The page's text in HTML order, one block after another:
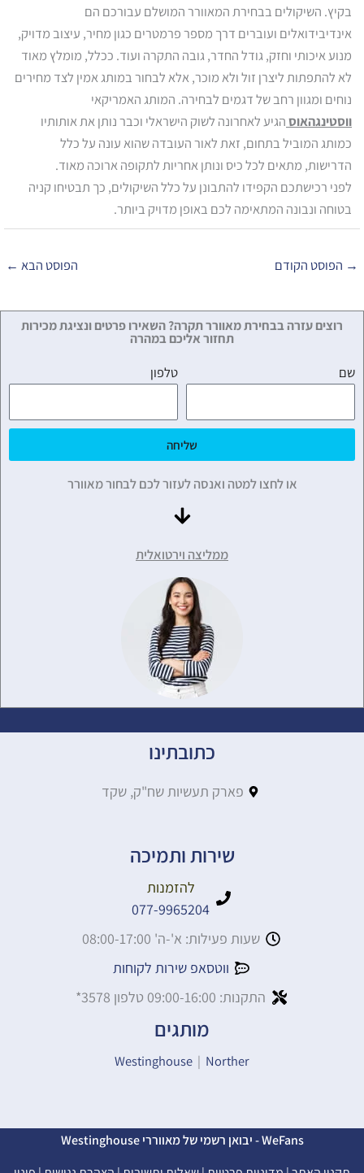
בקיץ. השיקולים בבחירת המאוורר המושלם עבורכם הם
אינדיבידואלים ועוברים דרך מספר פרמטרים כגון מחיר, עיצוב מדויק,
מנוע איכותי וחזק, גודל החדר, גובה התקרה ועוד. ככלל, מומלץ מאוד
לא להתפתות ליצרן זול ולא מוכר, אלא לבחור במותג אמין לצד מחירים
נוחים ומגוון רחב של דגמים לבחירה. המותג האמריקאי
ווסטינגהאוסהגיע לאחרונה לשוק הישראלי וכבר נותן את אותותיו
כמותג המוביל בתחום, זאת לאור העובדה שהוא עונה על כלל
הדרישות, מתאים לכל כיס ונותן אחריות לתקופה ארוכה מאוד.
לפני רכישתכם הקפידו להתבונן על כלל השיקולים, כך תבטיחו קניה
בטוחה ונבונה המתאימה לכם באופן מדויק ביותר.
→ הפוסט הקודם הפוסט הבא ←
רוצים עזרה בבחירת מאוורר תקרה? השאירו פרטים ונציגת מכירות
תחזור אליכם במהרה
שם טלפון
שליחה
או לחצו למטה ואנסה לעזור לכם לבחור מאוורר
ממליצה וירטואלית
כתובתינו
פארק תעשיות שח"ק, שקד
שירות ותמיכה
להזמנות
077-9965204
שעות פעילות: א'-ה' 08:00-17:00
ווטסאפ שירות לקוחות
התקנות: 09:00-16:00 טלפון 3578*
מותגים
Westinghouse | Norther
WeFans - יבואן רשמי של מאווררי Westinghouse